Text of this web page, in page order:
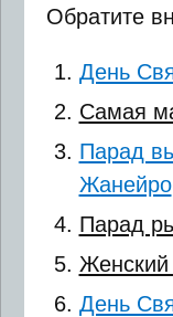
Обратите
День
Самая
Парад
Жанейро
Парад
Женский
День